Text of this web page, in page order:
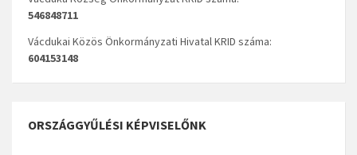
546848711
Vácdukai Közös Önkormányzati Hivatal KRID száma:
604153148
ORSZÁGGYŰLÉSI KÉPVISELŐNK